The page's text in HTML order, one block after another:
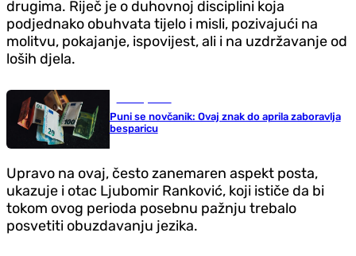
drugima. Riječ je o duhovnoj disciplini koja
podjednako obuhvata tijelo i misli, pozivajući na
molitvu, pokajanje, ispovijest, ali i na uzdržavanje od
loših djela.
Puni se novčanik: Ovaj znak do aprila zaboravlja
besparicu
Upravo na ovaj, često zanemaren aspekt posta,
ukazuje i otac Ljubomir Ranković, koji ističe da bi
tokom ovog perioda posebnu pažnju trebalo
posvetiti obuzdavanju jezika.